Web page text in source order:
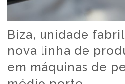
Biza, unidade
nova linha de
em máquinas de